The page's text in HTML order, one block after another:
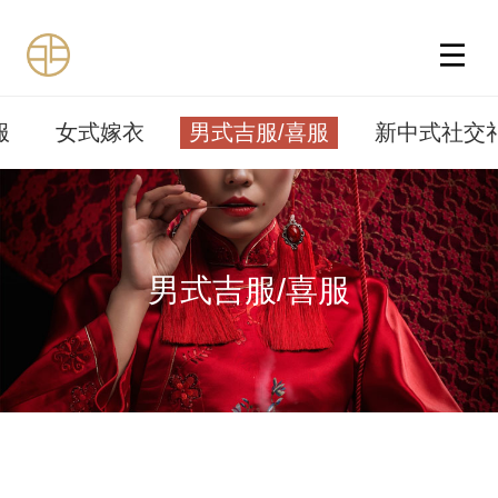
女式嫁衣 男式吉服/喜服 新中式社交
男式吉服/喜服